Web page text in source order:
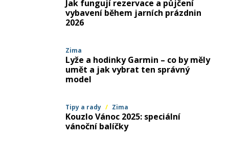
Rukavice na kolo
Jak fungují rezervace a půjčení
vybavení během jarních prázdnin
2026
Zima
Lyže a hodinky Garmin – co by měly
umět a jak vybrat ten správný
model
Tipy a rady / Zima
Kouzlo Vánoc 2025: speciální
vánoční balíčky